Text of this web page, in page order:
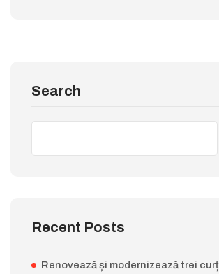
Search
Recent Posts
Renovează și modernizează trei